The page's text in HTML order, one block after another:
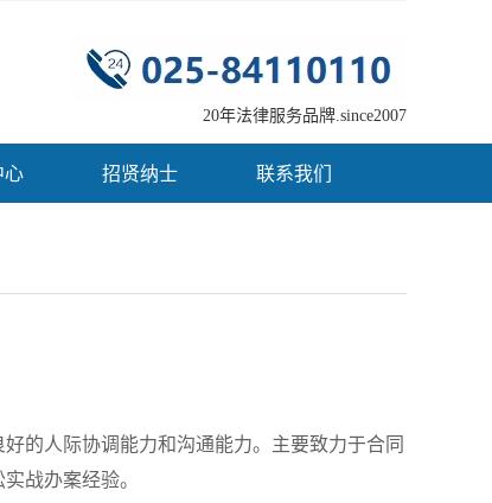
20年法律服务品牌.since2007
心 招贤纳士 联系我们
的人际协调能力和沟通能力。主要致力于合同
战办案经验。